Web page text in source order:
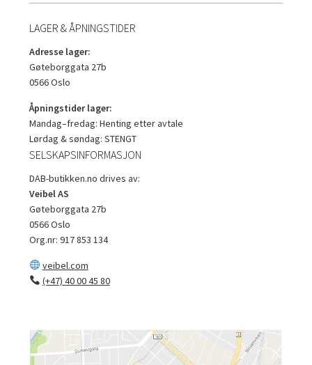
LAGER & ÅPNINGSTIDER
Adresse lager:
Gøteborggata 27b
0566 Oslo
Åpningstider lager:
Mandag–fredag: Henting etter avtale
Lørdag & søndag: STENGT
SELSKAPSINFORMASJON
DAB-butikken.no drives av:
Veibel AS
Gøteborggata 27b
0566 Oslo
Org.nr: 917 853 134
veibel.com
(+47) 40 00 45 80